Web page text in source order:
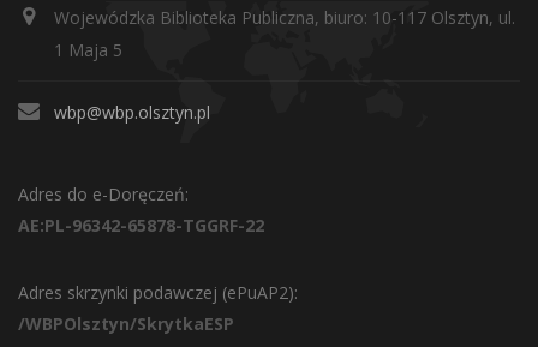
Wojewódzka Biblioteka Publiczna, biuro: 10-117 Olsztyn, ul.
1 Maja 5
wbp@wbp.olsztyn.pl
Adres do e-Doręczeń:
AE:PL-96342-65878-TGGRF-22
Adres skrzynki podawczej (ePuAP2):
/WBPOlsztyn/SkrytkaESP